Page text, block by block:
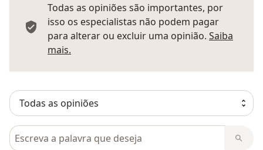
Todas as opiniões são importantes, por
isso os especialistas não podem pagar
para alterar ou excluir uma opinião. Saiba
mais.
Pesquisar em opiniões